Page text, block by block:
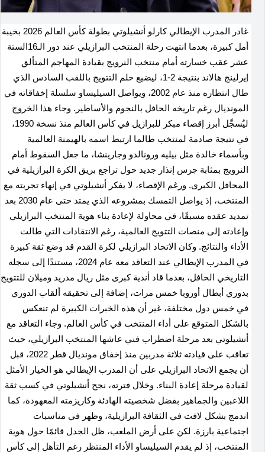
غادر المدرب الإيطالي كارلو أنشيلوتي بطولة كأس العالم 2026 بخيبة
أمل كبيرة، بعدما انتهت رحلة المنتخب البرازيلي عند دور الـ16الستة
عشر عقب خسارته أمام منتخب النرويج بقيادة المهاجم المتألق
إيرلينج هالاند بنتيجة 2-1، ليضيع حلم التتويج باللقب السادس الذي
طال انتظاره منذ عام 2002، ويواصل السيليساو سلسلة إخفاقاته في
المونديال رغم تاريخه الحافل بالنجوم والأساطير . وجاء هذا الخروج
ليُسجَّل أبرز إقصاء مبكر للبرازيل في كأس العالم منذ نسخة 1990،
في نتيجة صادمة لمنتخب طالما ارتبط اسمه بالهيمنة العالمية
وبأسماء خالدة مثل بيليه ورونالدو وجارينشا، ما جعل السقوط أمام
النرويج بمثابة جرس إنذار جديد حول تراجع بريق الكرة البرازيلية في
المحافل الكبرى. ورغم الإقصاء، لا يفكر أنشيلوتي في إنهاء تجربته مع
المنتخب، إذ يواصل التمسك بمشروعه الذي يمتد حتى عام 2030 بعد
تمديد عقده مسبقًا، في محاولة لإعادة بناء هوية المنتخب البرازيلي
وإعادته إلى منصات التتويج العالمية، رغم الانتقادات التي طالت
الأداء والنتائج. وكان الاتحاد البرازيلي لكرة القدم قد وضع ثقة كبيرة
في المدرب الإيطالي عند التعاقد معه عام 2024، مستندًا إلى سجله
التاريخي الحافل، بعدما قاد أندية كبرى مثل ريال مدريد وميلان للتتويج
بدوري أبطال أوروبا خمس مرات، إضافة إلى تحقيقه ألقاب الدوري
في خمس دول مختلفة، غير أن هذه الخبرات الكبيرة لم تنعكس
بالشكل المتوقع على أداء المنتخب في كأس العالم. وجاء التعاقد مع
أنشيلوتي بعد مرحلة اضطراب فني عاشها المنتخب البرازيلي، حيث
تعاقب على قيادته ثلاثة مدربين منذ إخفاق مونديال قطر 2022، قبل
أن يجمع الاتحاد البرازيلي على أن المدرب الإيطالي هو الخيار الأمثل
لقيادة مرحلة إعادة البناء. وخلال فترته، نجح أنشيلوتي في كسب ثقة
اللاعبين والجماهير بفضل شخصيته الهادئة وكاريزمته المعهودة، كما
اندمج بشكل لافت في الثقافة البرازيلية، وظهر في مناسبات
اجتماعية بارزة. لكن على أرض الملعب، ظل الجدل قائمًا حول هوية
المنتخب، إذ لم يقدم السيليساو الأداء المنتظر رغم التأهل إلى كأس